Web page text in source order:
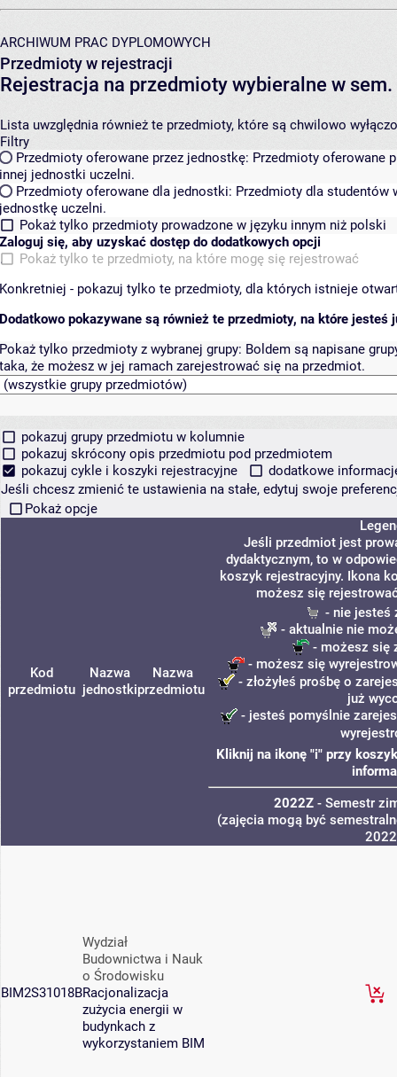
ARCHIWUM PRAC DYPLOMOWYCH
Przedmioty w rejestracji
Rejestracja na przedmioty wybieralne w
Lista uwzględnia również te przedmioty, które są chwilowo
Filtry
Przedmioty oferowane przez jednostkę: Przedmioty oferowane
innej jednostki uczelni.
Przedmioty oferowane dla jednostki: Przedmioty dla studentów
jednostkę uczelni.
Pokaż tylko przedmioty prowadzone w języku innym niż polski
Zaloguj się, aby uzyskać dostęp do dodatkowych opcji
Pokaż tylko te przedmioty, na które mogę się rejestrować
Konkretniej - pokazuj tylko te przedmioty, dla których istnieje
Dodatkowo pokazywane są również te przedmioty, na które jesteś
Pokaż tylko przedmioty z wybranej grupy: Boldem są napisane
taka, że możesz w jej ramach zarejestrować się na przedmiot.
pokazuj grupy przedmiotu w kolumnie
pokazuj skrócony opis przedmiotu pod przedmiotem
pokazuj cykle i koszyki rejestracyjne
dodatkowe
Jeśli chcesz zmienić te ustawienia na stałe, edytuj swoje
Pokaż opcje
Kod
przedmiotu
Nazwa
jednostki
Nazwa
przedmiotu
Jeśli przedmiot jest
dydaktycznym, to w
koszyk rejestracyjny. Ikona
możesz się
- nie jesteś
- aktualnie nie
- możesz się
- możesz się
- złożyłeś prośbę o
już
- jesteś pomyślnie
Kliknij na ikonę "i" przy
2022Z- Semestr
(zajęcia mogą być
BIM2S31018B
Wydział
Budownictwa i Nauk
o Środowisku
Racjonalizacja
zużycia energii w
budynkach z
wykorzystaniem BIM